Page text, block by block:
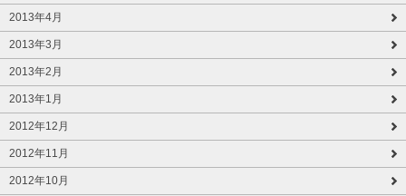
2013年4月
2013年3月
2013年2月
2013年1月
2012年12月
2012年11月
2012年10月